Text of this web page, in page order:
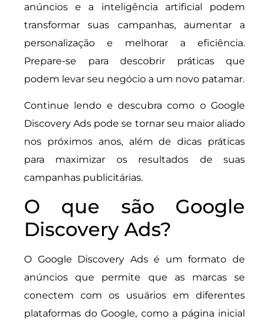
anúncios e a inteligência artificial podem
transformar suas campanhas, aumentar a
personalização e melhorar a eficiência.
Prepare-se para descobrir práticas que
podem levar seu negócio a um novo patamar.
Continue lendo e descubra como o Google
Discovery Ads pode se tornar seu maior aliado
nos próximos anos, além de dicas práticas
para maximizar os resultados de suas
campanhas publicitárias.
O que são Google
Discovery Ads?
O Google Discovery Ads é um formato de
anúncios que permite que as marcas se
conectem com os usuários em diferentes
plataformas do Google, como a página inicial